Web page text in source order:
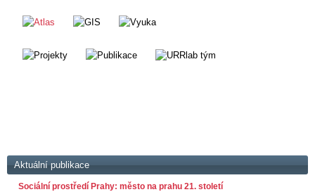
Aktuální publikace
Sociální prostředí Prahy: město na prahu 21. století